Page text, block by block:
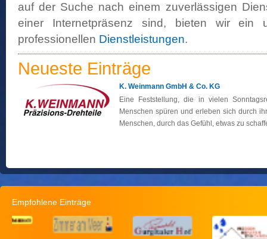
auf der Suche nach einem zuverlässigen
einer Internetpräsenz sind, bieten wir ein
professionellen Dienstleistungen.
Neueste Einträge
K. Weinmann GmbH & Co. KG
Eine Feststellung, die in vielen
Menschen spüren und erleben sich durch
Menschen, durch das Gefühl, etwas zu
Empfohlene Einträge